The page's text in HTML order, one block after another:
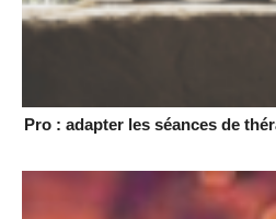
Pro : adapter les séances de